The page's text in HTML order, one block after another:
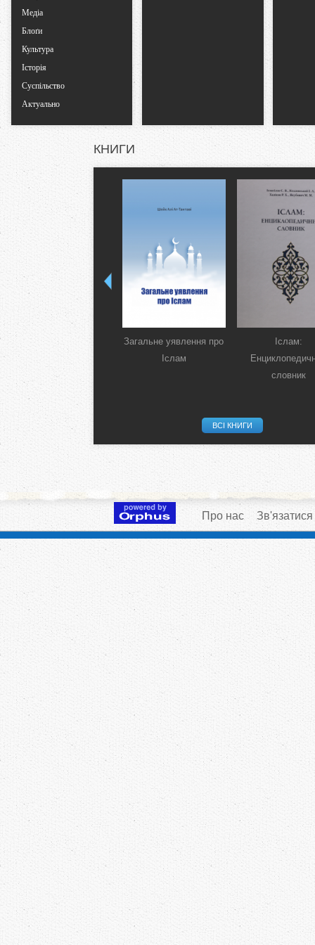
Медіа
Блоґи
Культура
Історія
Суспільство
Актуально
КНИГИ
Загальне уявлення про
Іслам
Іслам:
словник
ВСІ КНИГИ
Про нас